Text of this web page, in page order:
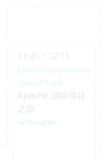
COSCon (Kaiyuanshe)
Special Track
Apache 顶级项目
之旅
Sheng Wu